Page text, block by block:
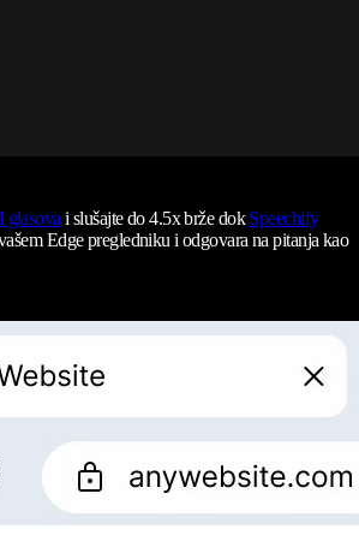
glasova i slušajte do 4.5x brže dokSpeechify
Edge pregledniku i odgovara na pitanja kao